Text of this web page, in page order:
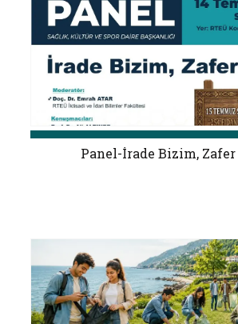
Panel-İrade Bizim,